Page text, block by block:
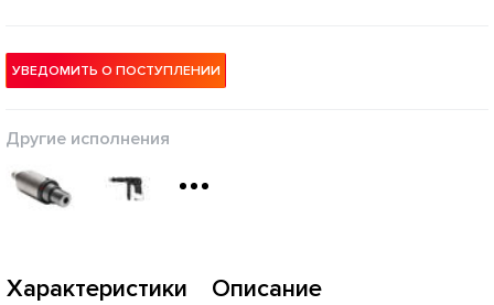
УВЕДОМИТЬ О ПОСТУПЛЕНИИ
Другие исполнения
Характеристики Описание